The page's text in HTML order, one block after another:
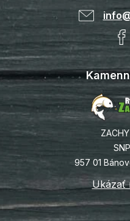
957 01
Ukázať